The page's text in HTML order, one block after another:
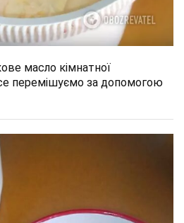
масло кімнатної
перемішуємо за допомогою